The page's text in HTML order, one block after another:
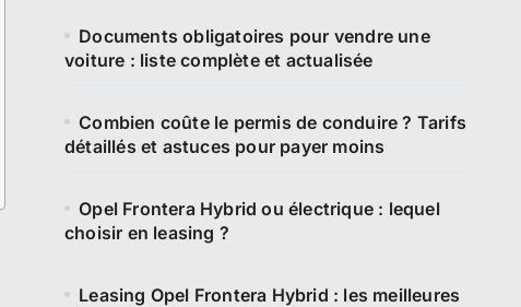
Documents obligatoires pour vendre une
voiture : liste complète et actualisée
Combien coûte le permis de conduire ? Tarifs
détaillés et astuces pour payer moins
Opel Frontera Hybrid ou électrique : lequel
choisir en leasing ?
Leasing Opel Frontera Hybrid : les meilleures